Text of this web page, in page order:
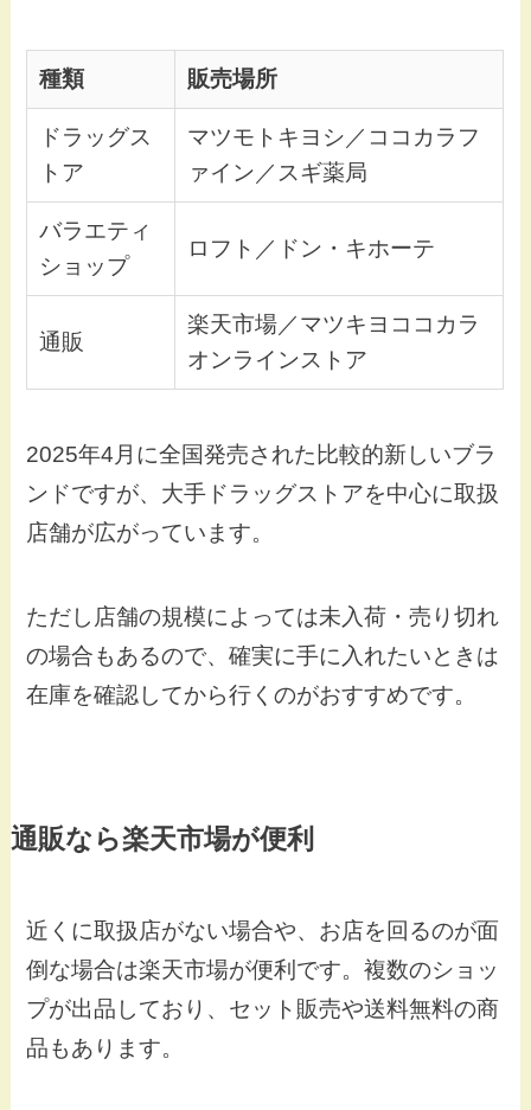
種類 販売場所
ドラッグス
トア
マツモトキヨシ／ココカラフ
ァイン／スギ薬局
バラエティ
ショップ
ロフト／ドン・キホーテ
通販
楽天市場／マツキヨココカラ
オンラインストア
2025年4月に全国発売された比較的新しいブラ
ンドですが、大手ドラッグストアを中心に取扱
店舗が広がっています。
ただし店舗の規模によっては未入荷・売り切れ
の場合もあるので、確実に手に入れたいときは
在庫を確認してから行くのがおすすめです。
通販なら楽天市場が便利
近くに取扱店がない場合や、お店を回るのが面
倒な場合は楽天市場が便利です。複数のショッ
プが出品しており、セット販売や送料無料の商
品もあります。